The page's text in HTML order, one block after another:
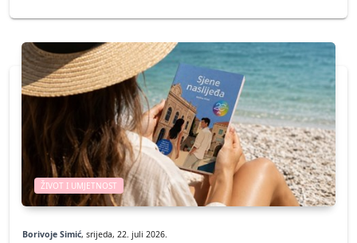
ŽIVOT I UMJETNOST
Borivoje Simić, srijeda, 22. juli 2026.